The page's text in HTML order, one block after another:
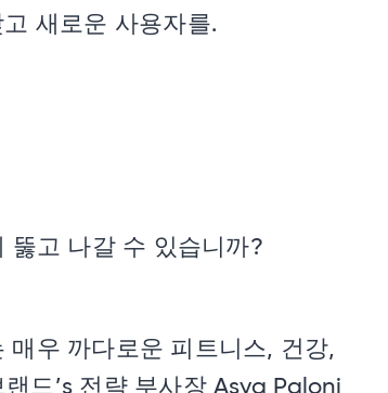
새로운 사용자를.
뚫고 나갈 수 있습니까?
매우 까다로운 피트니스, 건강,
드’s 전략 부사장 Asya Paloni